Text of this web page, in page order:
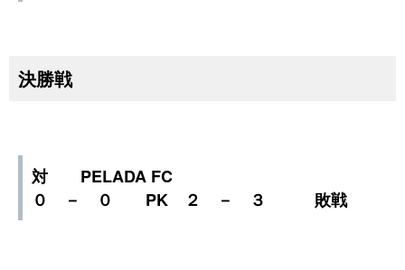
決勝戦
対 PELADA FC
０ － ０ PK ２ － ３ 敗戦